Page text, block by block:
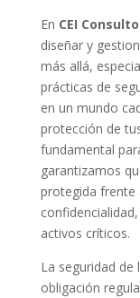
En CEI
diseñar y
más allá,
prácticas de
en un mundo
protección de
fundamental
garantizamos
protegida frente
activos críticos.
La seguridad
obligación